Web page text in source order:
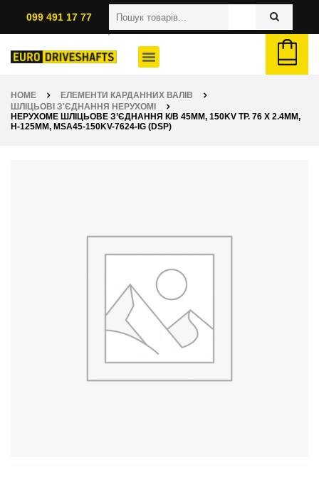
099 491 17 77
HOME
ЕЛЕМЕНТИ КАРДАННИХ ВАЛІВ
ШЛІЦЬОВІ З'ЄДНАННЯ НЕРУХОМІ
НЕРУХОМЕ ШЛІЦЬОВЕ З’ЄДНАННЯ К/В 45ММ, 150KV ТР. 76 X 2.4ММ,
H-125ММ, MSA45-150KV-7624-IG (DSP)